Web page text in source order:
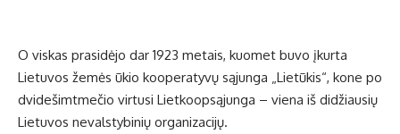
O viskas prasidėjo dar 1923 metais, kuomet buvo įkurta
Lietuvos žemės ūkio kooperatyvų sąjunga „Lietūkis“, kone po
dvidešimtmečio virtusi Lietkoopsąjunga – viena iš didžiausių
Lietuvos nevalstybinių organizacijų.